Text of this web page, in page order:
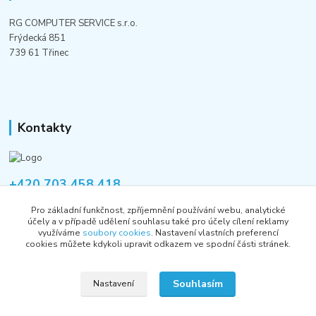
RG COMPUTER SERVICE s.r.o.
Frýdecká 851
739 61 Třinec
Kontakty
+420 703 458 418
informace@rgshop.cz
Pro základní funkčnost, zpříjemnění používání webu, analytické
účely a v případě udělení souhlasu také pro účely cílení reklamy
využíváme soubory cookies. Nastavení vlastních preferencí
cookies můžete kdykoli upravit odkazem ve spodní části stránek.
Nastavení Souhlasím